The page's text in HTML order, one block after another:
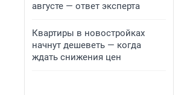
августе — ответ эксперта
Квартиры в новостройках
начнут дешеветь — когда
ждать снижения цен